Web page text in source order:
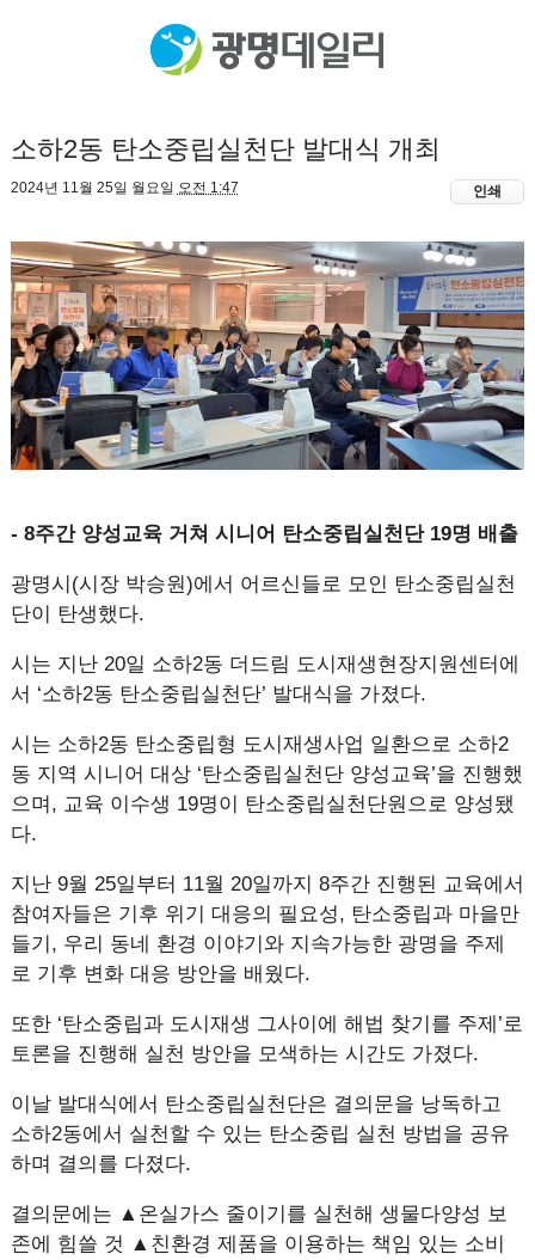
소하2동 탄소중립실천단 발대식 개최
2024년 11월 25일 월요일 오전 1:47 인쇄
- 8주간 양성교육 거쳐 시니어 탄소중립실천단 19명 배출
광명시(시장 박승원)에서 어르신들로 모인 탄소중립실천
단이 탄생했다.
시는 지난 20일 소하2동 더드림 도시재생현장지원센터에
서 ‘소하2동 탄소중립실천단’ 발대식을 가졌다.
시는 소하2동 탄소중립형 도시재생사업 일환으로 소하2
동 지역 시니어 대상 ‘탄소중립실천단 양성교육’을 진행했
으며, 교육 이수생 19명이 탄소중립실천단원으로 양성됐
다.
지난 9월 25일부터 11월 20일까지 8주간 진행된 교육에서
참여자들은 기후 위기 대응의 필요성, 탄소중립과 마을만
들기, 우리 동네 환경 이야기와 지속가능한 광명을 주제
로 기후 변화 대응 방안을 배웠다.
또한 ‘탄소중립과 도시재생 그사이에 해법 찾기를 주제’로
토론을 진행해 실천 방안을 모색하는 시간도 가졌다.
이날 발대식에서 탄소중립실천단은 결의문을 낭독하고
소하2동에서 실천할 수 있는 탄소중립 실천 방법을 공유
하며 결의를 다졌다.
결의문에는 ▲온실가스 줄이기를 실천해 생물다양성 보
존에 힘쓸 것 ▲친환경 제품을 이용하는 책임 있는 소비